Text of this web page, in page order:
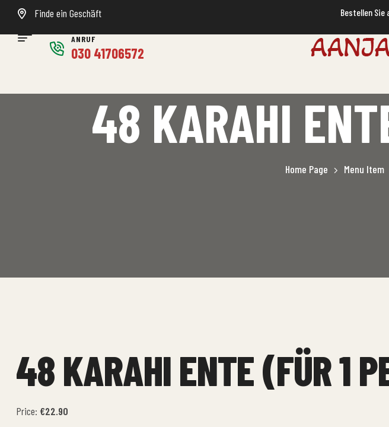
Finde ein Geschäft Bestellen Sie
ANRUF
030 41706572
48 KARAHI
Home Page Menu Item
48 KARAHI ENTE (FÜR 1
Price: €22.90